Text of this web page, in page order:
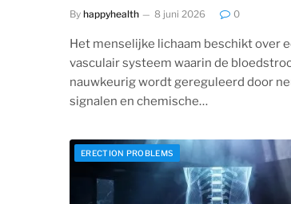
By happyhealth 8 juni 2026 0
Het menselijke lichaam beschikt over
vasculair systeem waarin de
nauwkeurig wordt gereguleerd door
signalen en chemische…
ERECTION PROBLEMS